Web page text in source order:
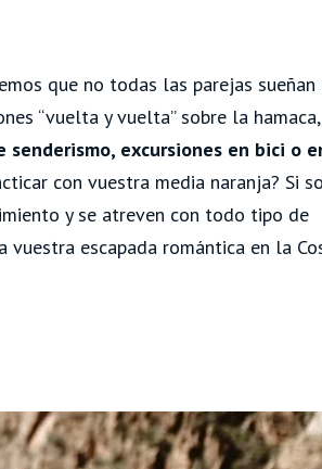
que no todas las parejas
“vuelta y vuelta” sobre la
senderismo, excursiones en bici o
con vuestra media naranja? Si
y se atreven con todo tipo de
escapada romántica en la